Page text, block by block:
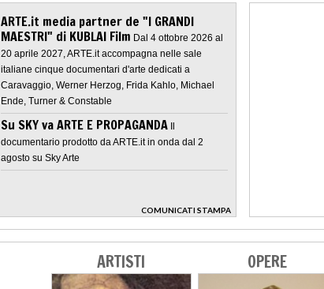
ARTE.it media partner de "I GRANDI
MAESTRI" di KUBLAI Film Dal 4 ottobre 2026 al
20 aprile 2027, ARTE.it accompagna nelle sale
italiane cinque documentari d'arte dedicati a
Caravaggio, Werner Herzog, Frida Kahlo, Michael
Ende, Turner & Constable
Su SKY va ARTE E PROPAGANDA
documentario prodotto da ARTE.it in onda dal 2
agosto su Sky Arte
COMUNICATI STAMPA
>
ARTISTI OPERE